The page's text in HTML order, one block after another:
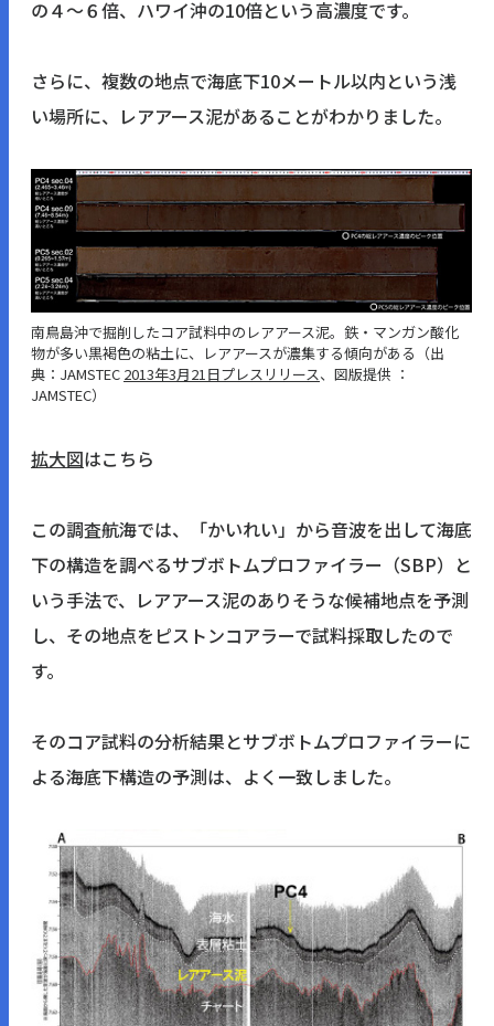
の４〜６倍、ハワイ沖の10倍という高濃度です。
さらに、複数の地点で海底下10メートル以内という浅
い場所に、レアアース泥があることがわかりました。
南鳥島沖で掘削したコア試料中のレアアース泥。鉄・マンガン酸化
物が多い黒褐色の粘土に、レアアースが濃集する傾向がある（出
典：JAMSTEC 2013年3月21日プレスリリース、図版提供 ：
JAMSTEC）
拡大図はこちら
この調査航海では、「かいれい」から音波を出して海底
下の構造を調べるサブボトムプロファイラー（SBP）と
いう手法で、レアアース泥のありそうな候補地点を予測
し、その地点をピストンコアラーで試料採取したので
す。
そのコア試料の分析結果とサブボトムプロファイラーに
よる海底下構造の予測は、よく一致しました。